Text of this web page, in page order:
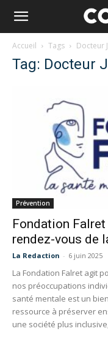
Accueil Tags Docteur
Tag: Docteur
Prévention
Fondation
rendez-vous de
La Redaction - 6 juin 2025
La Fondation Falret agit
nos préoccupations
santé mentale est un
ressource à préserver
une société plus